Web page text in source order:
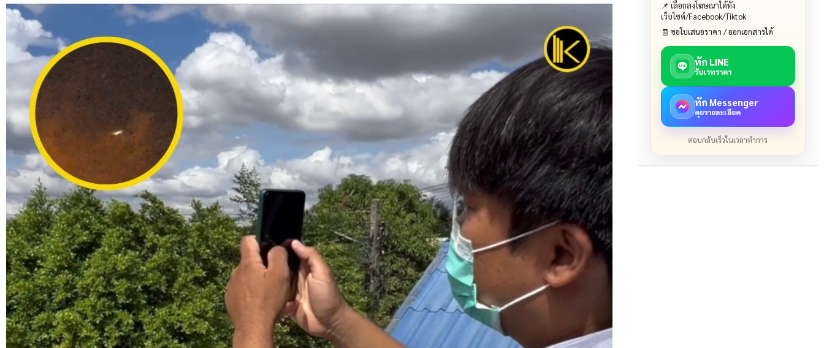
📌 เลือกลงโฆษณาได้ทั้ง
เว็บไซต์/Facebook/Tiktok
🧾 ขอใบเสนอราคา / ออกเอกสารได้
ทัก LINE
รับเรทราคา
ทัก Messenger
คุยรายละเอียด
ตอบกลับเร็วในเวลาทำการ